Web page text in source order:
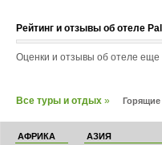
Рейтинг и отзывы об отеле
Оценки и отзывы об отеле еще
Все туры и отдых »
АФРИКА
АЗИЯ